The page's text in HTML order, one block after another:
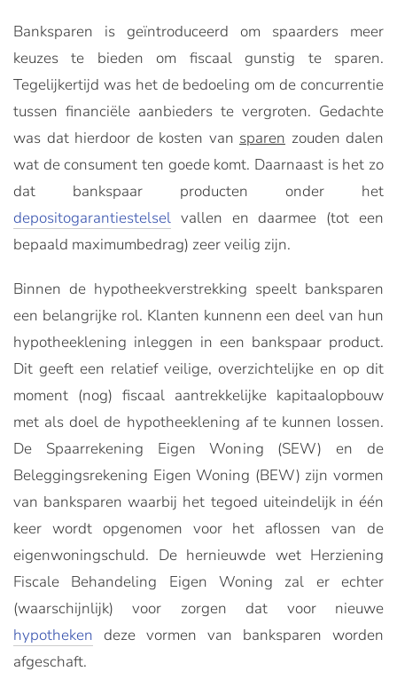
Banksparen is geïntroduceerd om spaarders meer
keuzes te bieden om fiscaal gunstig te sparen.
Tegelijkertijd was het de bedoeling om de concurrentie
tussen financiële aanbieders te vergroten. Gedachte
was dat hierdoor de kosten van sparen zouden dalen
wat de consument ten goede komt. Daarnaast is het zo
dat bankspaar producten onder het
depositogarantiestelsel vallen en daarmee (tot een
bepaald maximumbedrag) zeer veilig zijn.
Binnen de hypotheekverstrekking speelt banksparen
een belangrijke rol. Klanten kunnenn een deel van hun
hypotheeklening inleggen in een bankspaar product.
Dit geeft een relatief veilige, overzichtelijke en op dit
moment (nog) fiscaal aantrekkelijke kapitaalopbouw
met als doel de hypotheeklening af te kunnen lossen.
De Spaarrekening Eigen Woning (SEW) en de
Beleggingsrekening Eigen Woning (BEW) zijn vormen
van banksparen waarbij het tegoed uiteindelijk in één
keer wordt opgenomen voor het aflossen van de
eigenwoningschuld. De hernieuwde wet Herziening
Fiscale Behandeling Eigen Woning zal er echter
(waarschijnlijk) voor zorgen dat voor nieuwe
hypotheken deze vormen van banksparen worden
afgeschaft.